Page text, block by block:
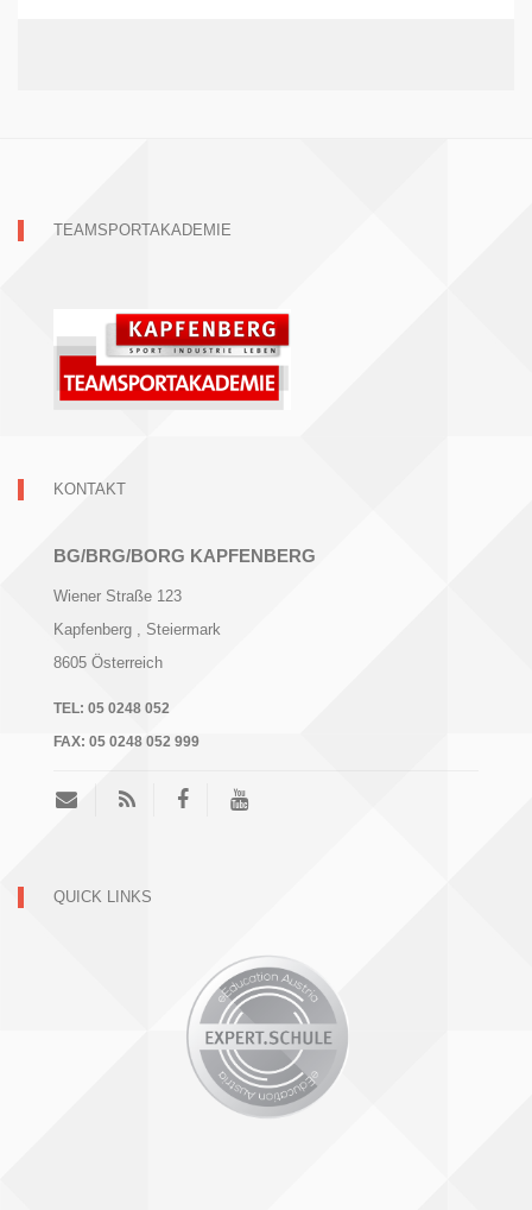
TEAMSPORTAKADEMIE
KONTAKT
BG/BRG/BORG KAPFENBERG
Wiener Straße 123
Kapfenberg , Steiermark
8605 Österreich
TEL: 05 0248 052
FAX: 05 0248 052 999
QUICK LINKS